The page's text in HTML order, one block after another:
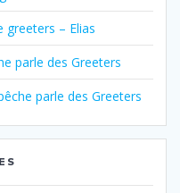
greeters – Elias
parle des Greeters
parle des Greeters